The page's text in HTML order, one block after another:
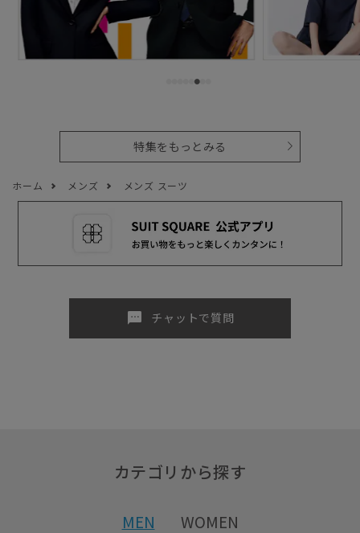
特集をもっとみる
ホーム メンズ メンズ スーツ
sms チャットで質問
カテゴリから探す
MEN WOMEN